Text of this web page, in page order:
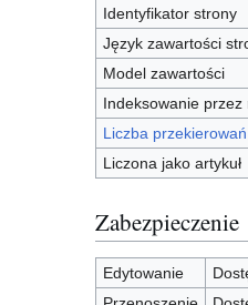
Identyfikator strony
Język zawartości
Model zawartości
Indeksowanie przez
Liczba
Liczona jako artykuł
Zabezpieczenie
Edytowanie